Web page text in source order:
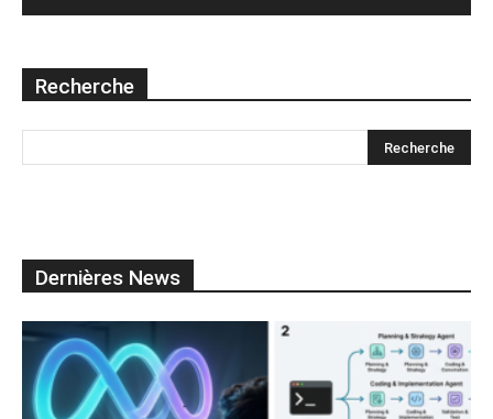
Recherche
Dernières News